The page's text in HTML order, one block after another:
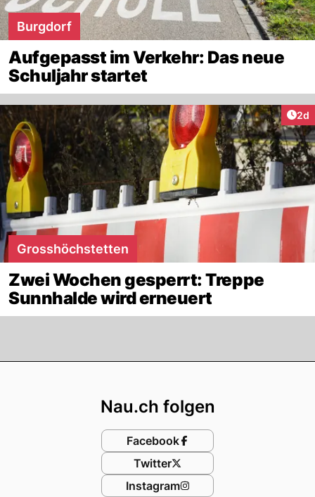
Burgdorf
Aufgepasst im Verkehr: Das neue
Schuljahr startet
2d
Grosshöchstetten
Zwei Wochen gesperrt: Treppe
Sunnhalde wird erneuert
Nau.ch folgen
Facebook
Twitter
Instagram